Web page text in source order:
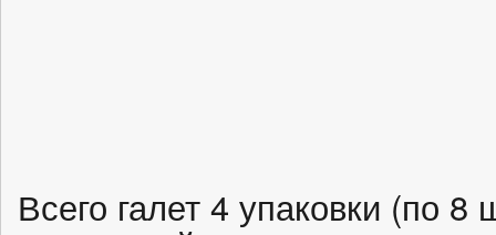
Всего галет 4 упаковки (по